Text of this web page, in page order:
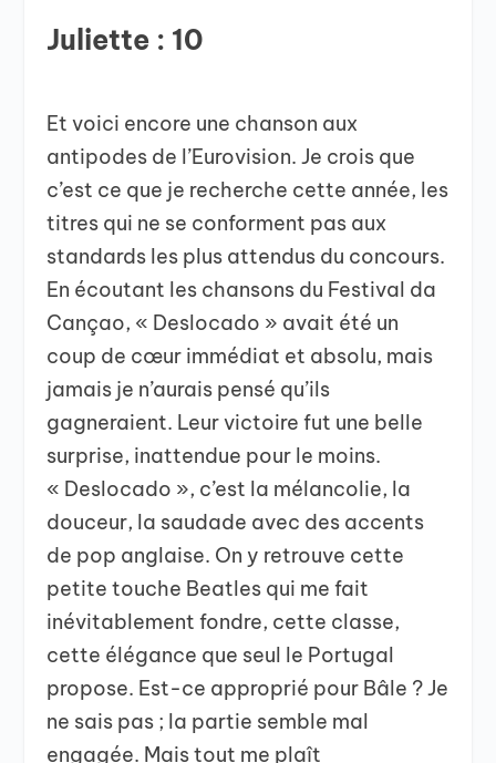
Juliette : 10
Et voici encore une chanson aux
antipodes de l’Eurovision. Je crois que
c’est ce que je recherche cette année, les
titres qui ne se conforment pas aux
standards les plus attendus du concours.
En écoutant les chansons du Festival da
Cançao, « Deslocado » avait été un
coup de cœur immédiat et absolu, mais
jamais je n’aurais pensé qu’ils
gagneraient. Leur victoire fut une belle
surprise, inattendue pour le moins.
« Deslocado », c’est la mélancolie, la
douceur, la saudade avec des accents
de pop anglaise. On y retrouve cette
petite touche Beatles qui me fait
inévitablement fondre, cette classe,
cette élégance que seul le Portugal
propose. Est-ce approprié pour Bâle ? Je
ne sais pas ; la partie semble mal
engagée. Mais tout me plaît